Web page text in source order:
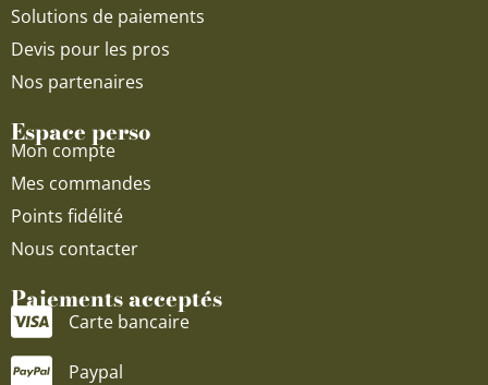
Solutions de paiements
Devis pour les pros
Nos partenaires
Espace perso
Mon compte
Mes commandes
Points fidélité
Nous contacter
Paiements acceptés
Carte bancaire
Paypal